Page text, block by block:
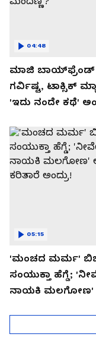
ಮಾಜಿ ಬಾಯ್‌ಫ್ರೆಂಡ್
ಗರ್ವಿಷ್ಟ, ಟಾಕ್ಸಿಕ್
'ಇದು ನಂದೇ ಕಥೆ'
ಮಂದಣ್ಣ?
04:48
'ಮಂಚದ ಮರ್ಮ'
ಸಂಯುಕ್ತಾ ಹೆಗ್ಡೆ;
ನಾಯಕಿ ಮಲಗೋಣ'
05:15